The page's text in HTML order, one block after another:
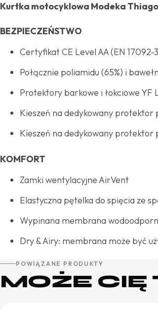
Kurtka motocyklowa Modeka Thiago
BEZPIECZEŃSTWO
Certyfikat CE Level AA (EN 17092-
Połącznie poliamidu (65%) i
Protektory barkowe i łokciowe YF
Kieszeń na dedykowany protektor
Kieszeń na dedykowany protektor
KOMFORT
Zamki wentylacyjne AirVent
Elastyczna pętelka do spięcia ze
Wypinana membrana
Dry & Airy: membrana może być
POWIĄZANE PRODUKTY
MOŻE CIĘ